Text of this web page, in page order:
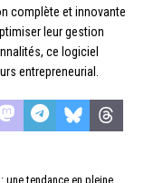
complète et innovante
leur gestion
ce logiciel
entrepreneurial.
une tendance en pleine